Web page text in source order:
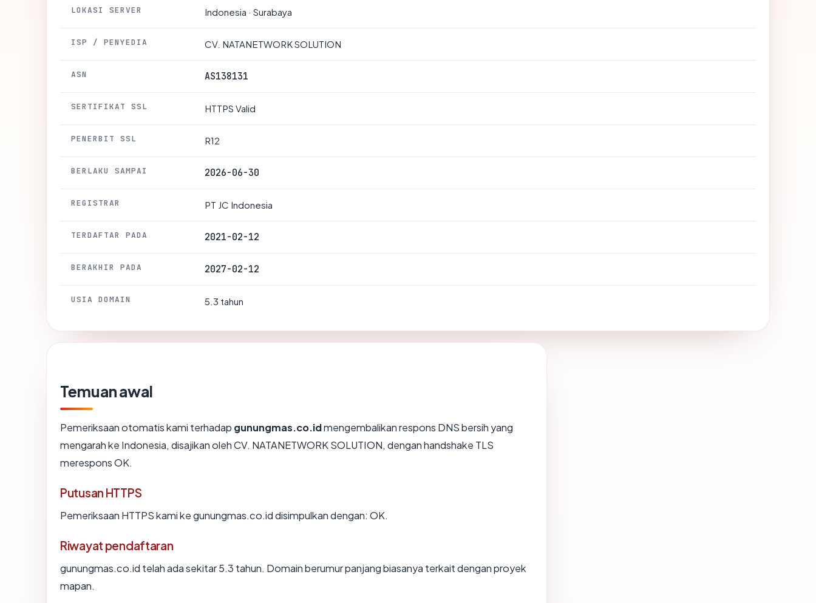
LOKASI SERVER Indonesia · Surabaya
ISP / PENYEDIA CV. NATANETWORK SOLUTION
ASN AS138131
SERTIFIKAT SSL HTTPS Valid
PENERBIT SSL R12
BERLAKU SAMPAI 2026-06-30
REGISTRAR PT JC Indonesia
TERDAFTAR PADA 2021-02-12
BERAKHIR PADA 2027-02-12
USIA DOMAIN 5.3 tahun
Temuan awal
Pemeriksaan otomatis kami terhadap gunungmas.co.idmengembalikan respons DNS bersih yang
mengarah ke Indonesia, disajikan oleh CV. NATANETWORK SOLUTION, dengan handshake TLS
merespons OK.
Putusan HTTPS
Pemeriksaan HTTPS kami ke gunungmas.co.id disimpulkan dengan: OK.
Riwayat pendaftaran
gunungmas.co.id telah ada sekitar 5.3 tahun. Domain berumur panjang biasanya terkait dengan proyek
mapan.